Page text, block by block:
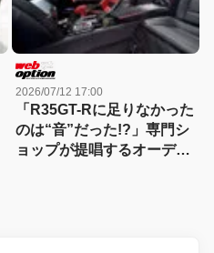
2026/07/12 17:00
「R35GT-Rに足りなかった
のは“音”だった!?」専門シ
ョップが提唱するオーディ